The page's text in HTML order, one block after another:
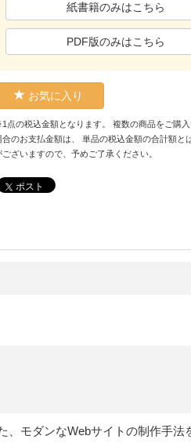
紙書籍のみはこちら
PDF版のみはこちら
お気に入り
点の税込金額となります。 複数の商品をご購
合のお支払金額は、 単品の税込金額の合計額と
ございますので、予めご了承ください。
ポスト
モダンなWebサイトの制作手法